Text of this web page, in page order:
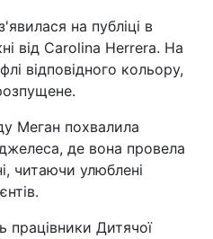
на публіці в
від Carolina Herrera. На
відповідного кольору,
Меган похвалила
де вона провела
читаючи улюблені
Дитячої